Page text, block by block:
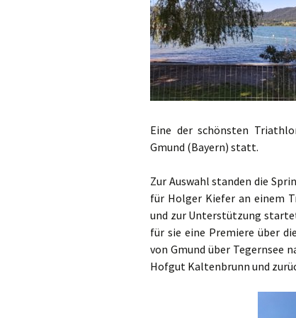
Fotos / Berichte
Berichte
Eine der schönsten
Gmund (Bayern) statt.
Zur Auswahl standen die
für Holger Kiefer an einem
und zur Unterstützung
für sie eine Premiere über
von Gmund über Tegernsee
Hofgut Kaltenbrunn und